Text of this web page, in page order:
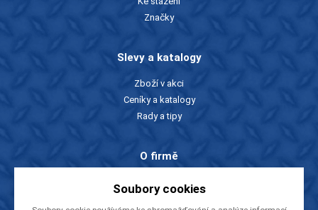
Značky
Slevy a katalogy
Zboží v akci
Ceníky a katalogy
Rady a tipy
O firmě
Kontakty
Soubory cookies